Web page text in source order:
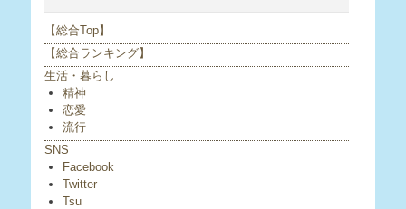
【総合Top】
【総合ランキング】
生活・暮らし
精神
恋愛
流行
SNS
Facebook
Twitter
Tsu